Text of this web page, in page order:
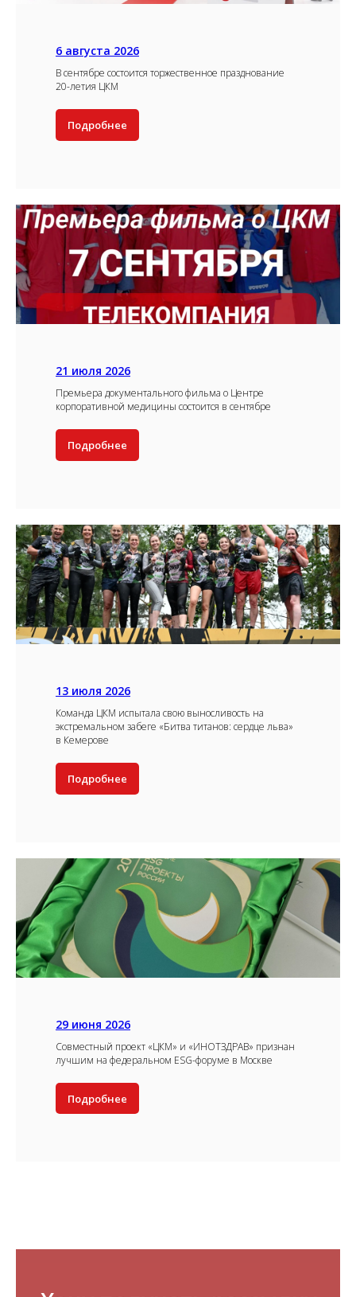
6 августа 2026
В сентябре состоится торжественное празднование
20-летия ЦКМ
Подробнее
21 июля 2026
Премьера документального фильма о Центре
корпоративной медицины состоится в сентябре
Подробнее
13 июля 2026
Команда ЦКМ испытала свою выносливость на
экстремальном забеге «Битва титанов: сердце льва»
в Кемерове
Подробнее
29 июня 2026
Совместный проект «ЦКМ» и «ИНОТЗДРАВ» признан
лучшим на федеральном ESG-форуме в Москве
Подробнее